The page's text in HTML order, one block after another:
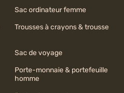
Sac ordinateur femme
Trousses à crayons & trousse
Sac de voyage
Porte-monnaie & portefeuille
homme